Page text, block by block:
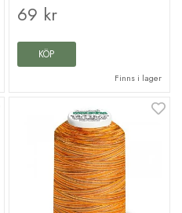
69 kr
KÖP
Finns i lager